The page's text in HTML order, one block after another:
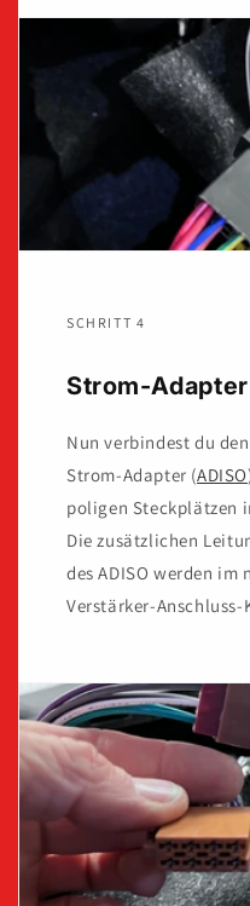
SCHRITT 4
Strom-
Nun verbindest du
Strom-Adapter (ADISO
poligen Steckplätzen
Die zusätzlichen
des ADISO werden
Verstärker-